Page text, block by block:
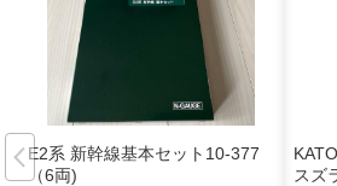
E2系 新幹線基本セット10-377
（6両)
スズ